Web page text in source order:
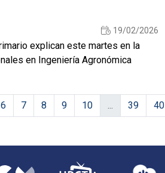
19/02/2026
explican este martes en la
en Ingeniería Agronómica
6 7 8 9 10 ... 39 40